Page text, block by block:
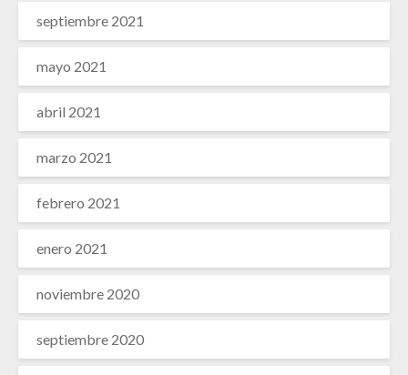
septiembre 2021
mayo 2021
abril 2021
marzo 2021
febrero 2021
enero 2021
noviembre 2020
septiembre 2020